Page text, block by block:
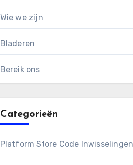
Wie we zijn
Bladeren
Bereik ons
Categorieën
Platform Store Code Inwisselingen